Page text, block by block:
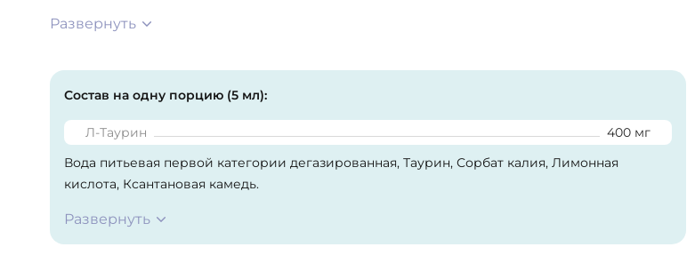
Развернуть
Состав на одну порцию (5 мл):
Л-Таурин
400 мг
Вода питьевая первой категории дегазированная, Таурин, Сорбат калия, Лимонная
кислота, Ксантановая камедь.
Развернуть